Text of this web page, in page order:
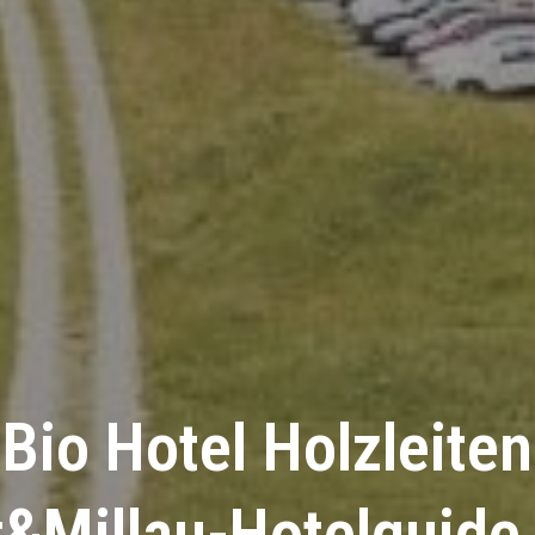
Bio Hotel Holzleiten